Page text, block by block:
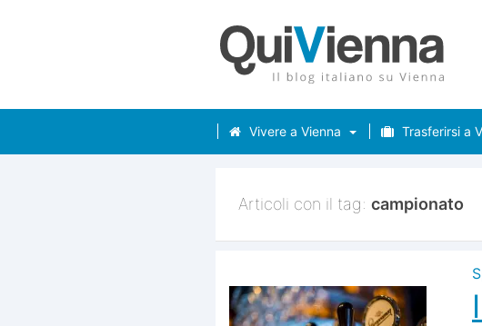
Vivere a Vienna Trasferirsi a
Articoli con il tag: campionato